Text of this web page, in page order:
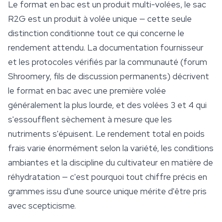
Le format en bac est un produit multi-volées, le sac
R2G est un produit à volée unique — cette seule
distinction conditionne tout ce qui concerne le
rendement attendu. La documentation fournisseur
et les protocoles vérifiés par la communauté (forum
Shroomery, fils de discussion permanents) décrivent
le format en bac avec une première volée
généralement la plus lourde, et des volées 3 et 4 qui
s'essoufflent sèchement à mesure que les
nutriments s'épuisent. Le rendement total en poids
frais varie énormément selon la variété, les conditions
ambiantes et la discipline du cultivateur en matière de
réhydratation — c'est pourquoi tout chiffre précis en
grammes issu d'une source unique mérite d'être pris
avec scepticisme.